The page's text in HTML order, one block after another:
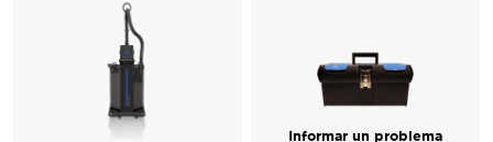
Informar un problema